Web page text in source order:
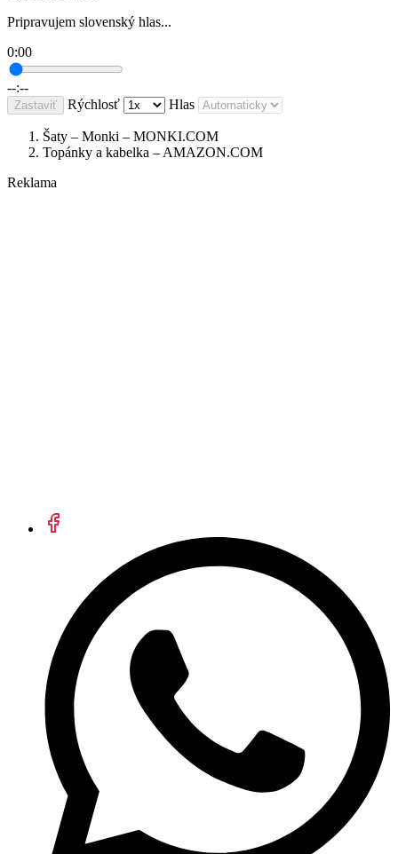
Pripravujem slovenský hlas...
0:00
--:--
Zastaviť Rýchlosť Hlas
Šaty – Monki – MONKI.COM
Topánky a kabelka – AMAZON.COM
Reklama